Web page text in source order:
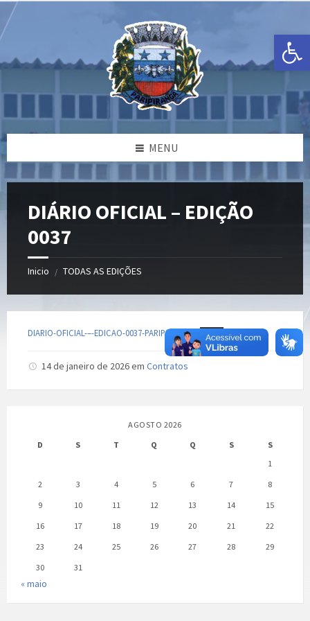
Open toolbar
Ir
para
o
conteúdo
Pular
para
a
barra
lateral
esquerda
Pular
para
o
rodapé
MENU
DIÁRIO OFICIAL – EDIÇÃO
0037
Inicio / TODAS AS EDIÇÕES
DIARIO-OFICIAL-–-EDICAO-0037-PARIPIRANGA Baixar
14 de janeiro de 2026em Contratos
AGOSTO 2026
D
S T Q Q S
S
1
2
3 4 5 6 7
8
9
10 11 12 13 14
15
16
17 18 19 20 21
22
23
24 25 26 27 28
29
30
31
« maio